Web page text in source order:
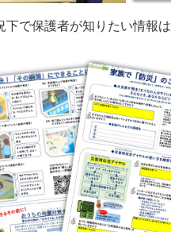
で保護者が知りたい情報